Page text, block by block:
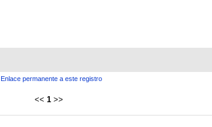
Enlace permanente a este registro
<< 1 >>